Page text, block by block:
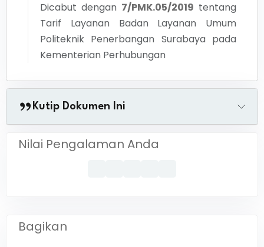
Dicabut dengan 7/PMK.05/2019 tentang
Tarif Layanan Badan Layanan Umum
Politeknik Penerbangan Surabaya pada
Kementerian Perhubungan
Kutip Dokumen Ini
Nilai Pengalaman Anda
Bagikan